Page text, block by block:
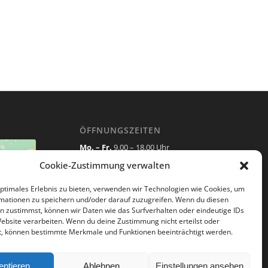
Cookie-Zustimmung verwalten
Erlebnis zu bieten, verwenden wir Technologien wie Cookies, um
zu speichern und/oder darauf zuzugreifen. Wenn du diesen
zustimmst, können wir Daten wie das Surfverhalten oder eindeutige IDs
verarbeiten. Wenn du deine Zustimmung nicht erteilst oder
können bestimmte Merkmale und Funktionen beeinträchtigt werden.
Ablehnen Einstellungen ansehen
Inhalt
ÖFFNUNGSZEITEN
Mo. – Fr. 9.00 – 18.00 Uhr
Sa. 9.00 – 13.00 Uhr
Terminabsagen bitte 24 Stunden vor
Termin!